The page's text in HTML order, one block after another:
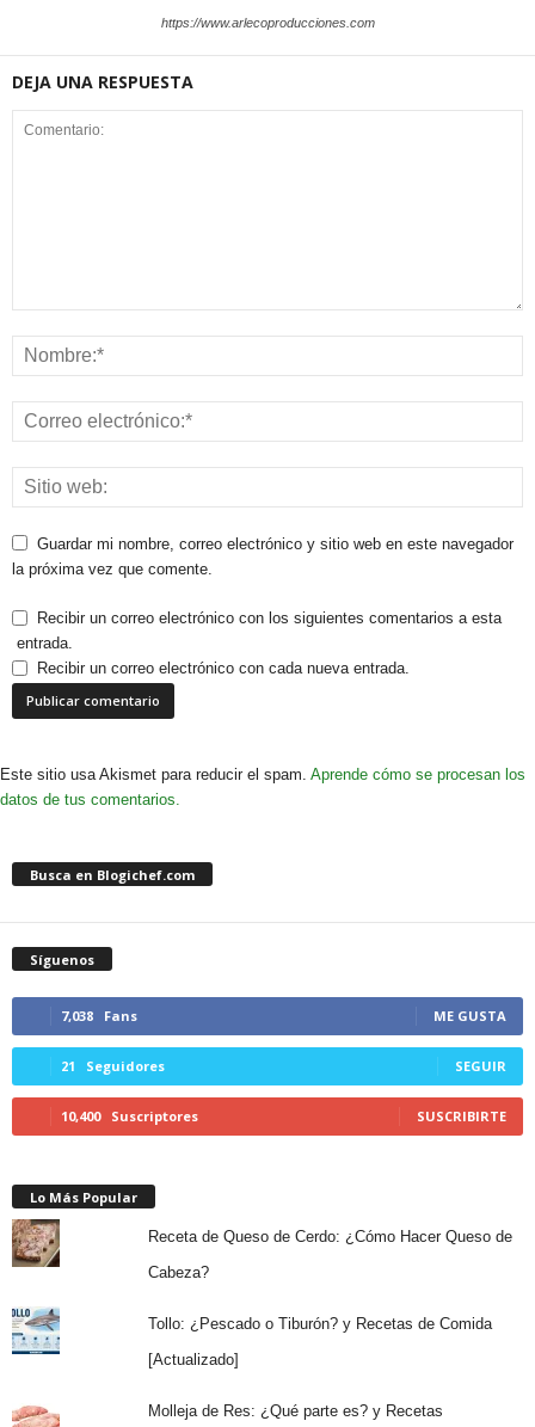
https://www.arlecoproducciones.com
DEJA UNA RESPUESTA
Guardar mi nombre, correo electrónico y sitio web en este navegador
la próxima vez que comente.
Recibir un correo electrónico con los siguientes comentarios a esta
entrada.
Recibir un correo electrónico con cada nueva entrada.
Este sitio usa Akismet para reducir el spam. Aprende cómo se procesan los
datos de tus comentarios.
Busca en Blogichef.com
Síguenos
7,038 Fans ME GUSTA
21 Seguidores SEGUIR
10,400 Suscriptores SUSCRIBIRTE
Lo Más Popular
Receta de Queso de Cerdo: ¿Cómo Hacer Queso de
Cabeza?
Tollo: ¿Pescado o Tiburón? y Recetas de Comida
[Actualizado]
Molleja de Res: ¿Qué parte es? y Recetas